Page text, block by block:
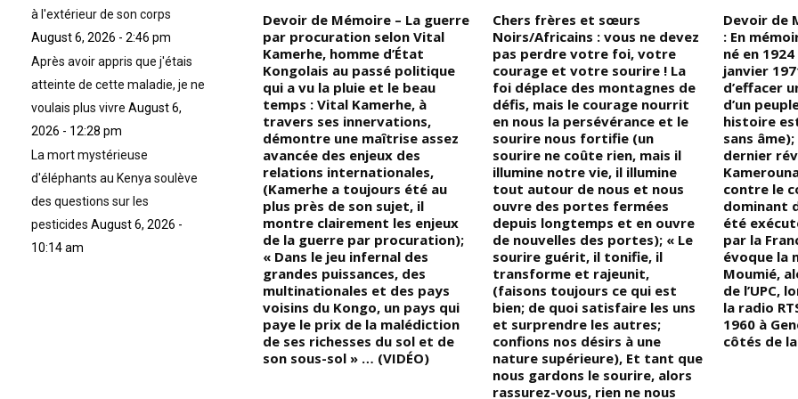
Devoir de Mémoire – Les
Blancs/Occidentaux, nous ont
appris l’histoire d’Hitler parce
qu’il avait tué soi-disant six
millions de soi-disant Juifs,
mais Léopold II, qui avait tué
plus de quinze millions de
Noirs/Africains/Kongolais, ils
ne l’ont pas diabolisé autant
qu’Hitler, (au fond, ce qu’ils ne
pardonnent pas à Adolf Hitler,
ce n’est pas le crime en soi,
mais c’est le crime contre
l’homme Blanc/Occidental);
« Ce n’est pas l’humiliation de
Devoir de Mémoire – La guerre
par procuration selon Vital
Kamerhe, homme d’État
Kongolais au passé politique
qui a vu la pluie et le beau
temps : Vital Kamerhe, à
travers ses innervations,
démontre une maîtrise assez
avancée des enjeux des
relations internationales,
(Kamerhe a toujours été au
plus près de son sujet, il
montre clairement les enjeux
de la guerre par procuration);
« Dans le jeu infernal des
grandes puissances, des
multinationales et des pays
voisins du Kongo, un pays qui
paye le prix de la malédiction
de ses richesses du sol et de
son sous-sol » … (VIDÉO)
Chers frères et sœurs
Noirs/Africains : vous ne devez
pas perdre votre foi, votre
courage et votre sourire ! La
foi déplace des montagnes de
défis, mais le courage nourrit
en nous la persévérance et le
sourire nous fortifie (un
sourire ne coûte rien, mais il
illumine notre vie, il illumine
tout autour de nous et nous
ouvre des portes fermées
depuis longtemps et en ouvre
de nouvelles des portes); « Le
sourire guérit, il tonifie, il
transforme et rajeunit,
(faisons toujours ce qui est
bien; de quoi satisfaire les uns
et surprendre les autres;
confions nos désirs à une
nature supérieure), Et tant que
nous gardons le sourire, alors
rassurez-vous, rien ne nous
Devoir de
: En
né en
janvier
d’effacer
d’un
histoire
sans
dernier
contre le
dominant
été
par la
évoque la
Moumié,
de l’UPC,
la radio
1960 à
côtés de
à l'extérieur de son corps
August 6, 2026 - 2:46 pm
Après avoir appris que j'étais
atteinte de cette maladie, je ne
voulais plus vivre August 6,
2026 - 12:28 pm
La mort mystérieuse
d'éléphants au Kenya soulève
des questions sur les
pesticides August 6, 2026 -
10:14 am